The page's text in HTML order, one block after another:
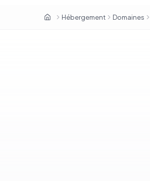
OxaHost Tunisie
Hébergement Domaines